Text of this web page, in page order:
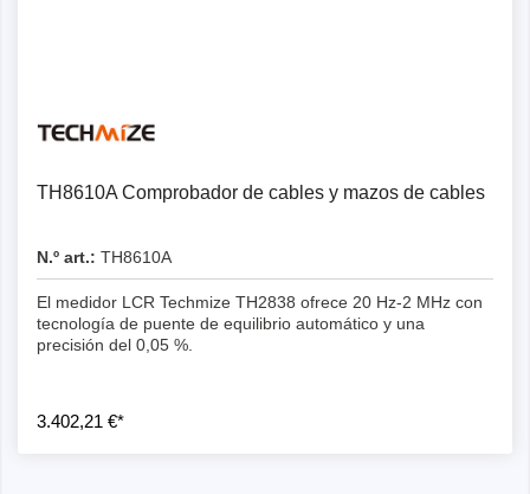
TH8610A Comprobador de cables y mazos de cables
N.º art.: TH8610A
El medidor LCR Techmize TH2838 ofrece 20 Hz-2 MHz con
tecnología de puente de equilibrio automático y una
precisión del 0,05 %.
3.402,21 €*